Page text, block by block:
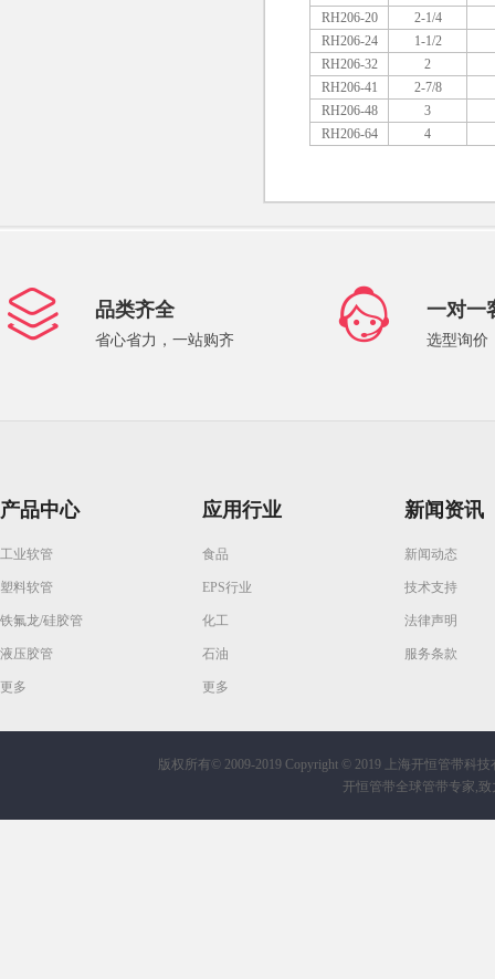
RH206-20
2-1/4
RH206-24
1-1/2
RH206-32
2
RH206-41
2-7/8
RH206-48
3
RH206-64
4
品类齐全
省心省力，一站购齐
一对一
选型询价
产品中心
工业软管
塑料软管
铁氟龙/硅胶管
液压胶管
更多
应用行业
食品
EPS行业
化工
石油
更多
新闻资讯
新闻动态
技术支持
法律声明
服务条款
版权所有© 2009-2019 Copyright © 2019 上海开恒管带科技
开恒管带全球管带专家,